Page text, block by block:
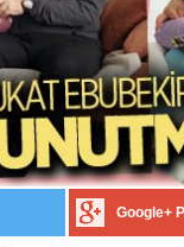
Google+